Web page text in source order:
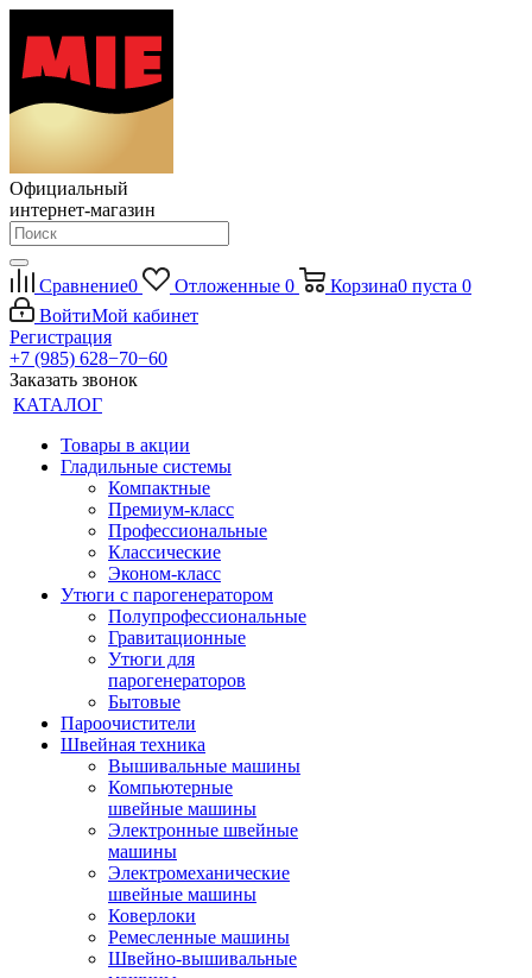
Официальный
интернет-магазин
Сравнение0 Отложенные 0 Корзина0 пуста 0
ВойтиМой кабинет
Регистрация
+7 (985) 628−70−60
Заказать звонок
КАТАЛОГ
Товары в акции
Гладильные системы
Компактные
Премиум-класс
Профессиональные
Классические
Эконом-класс
Утюги с парогенератором
Полупрофессиональные
Гравитационные
Утюги для
парогенераторов
Бытовые
Пароочистители
Швейная техника
Вышивальные машины
Компьютерные
швейные машины
Электронные швейные
машины
Электромеханические
швейные машины
Коверлоки
Ремесленные машины
Швейно-вышивальные